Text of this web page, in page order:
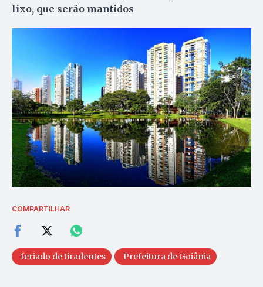
lixo, que serão mantidos
COMPARTILHAR
feriado de tiradentes Prefeitura de Goiânia